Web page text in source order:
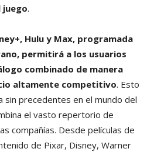
juego.
Hulu y Max, programada
permitirá a los usuarios
combinado de manera
altamente competitivo. Esto
precedentes en el mundo del
el vasto repertorio de
compañías. Desde películas de
de Pixar, Disney, Warner